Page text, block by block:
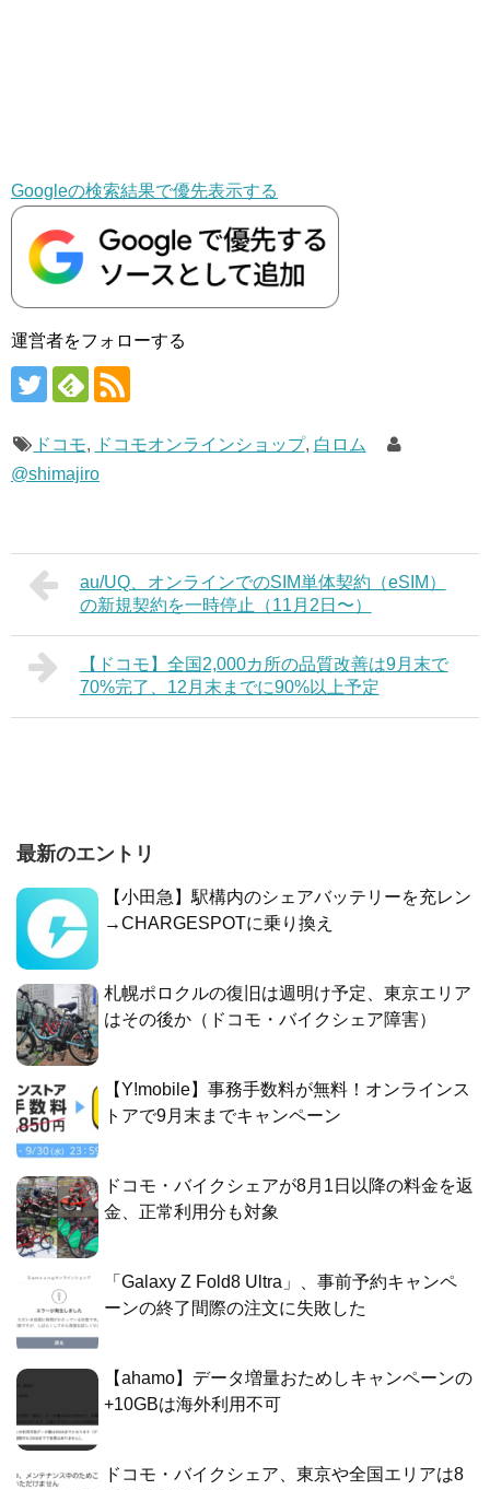
Googleの検索結果で優先表示する
運営者をフォローする
ドコモ, ドコモオンラインショップ, 白ロム
@shimajiro
au/UQ、オンラインでのSIM単体契約（eSIM）
の新規契約を一時停止（11月2日〜）
【ドコモ】全国2,000カ所の品質改善は9月末で
70%完了、12月末までに90%以上予定
最新のエントリ
【小田急】駅構内のシェアバッテリーを充レン
→CHARGESPOTに乗り換え
札幌ポロクルの復旧は週明け予定、東京エリア
はその後か（ドコモ・バイクシェア障害）
【Y!mobile】事務手数料が無料！オンラインス
トアで9月末までキャンペーン
ドコモ・バイクシェアが8月1日以降の料金を返
金、正常利用分も対象
「Galaxy Z Fold8 Ultra」、事前予約キャンペ
ーンの終了間際の注文に失敗した
【ahamo】データ増量おためしキャンペーンの
+10GBは海外利用不可
ドコモ・バイクシェア、東京や全国エリアは8